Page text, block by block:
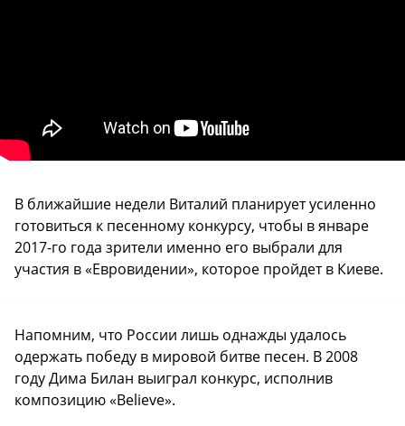
В ближайшие недели Виталий планирует усиленно
готовиться к песенному конкурсу, чтобы в январе
2017-го года зрители именно его выбрали для
участия в «Евровидении», которое пройдет в Киеве.
Напомним, что России лишь однажды удалось
одержать победу в мировой битве песен. В 2008
году Дима Билан выиграл конкурс, исполнив
композицию «Believe».